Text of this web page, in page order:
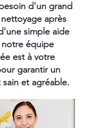
d'un grand
après
simple aide
équipe
est à votre
garantir un
et agréable.